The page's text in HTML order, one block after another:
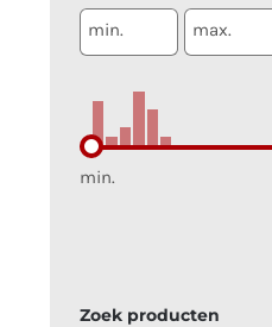
min. max.
min.
Zoek producten